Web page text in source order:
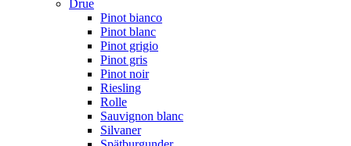
Drue
Pinot bianco
Pinot blanc
Pinot grigio
Pinot gris
Pinot noir
Riesling
Rolle
Sauvignon blanc
Silvaner